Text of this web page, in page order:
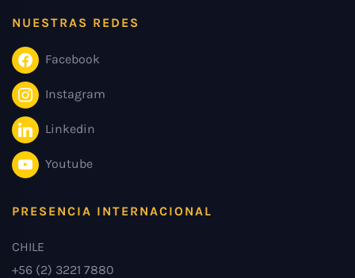
NUESTRAS REDES
Facebook
Instagram
Linkedin
Youtube
PRESENCIA INTERNACIONAL
CHILE
+56 (2) 3221 7880